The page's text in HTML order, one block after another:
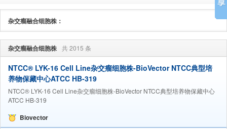
杂交瘤融合细胞株：
杂交瘤融合细胞株 共 2015 条
NTCC® LYK-16 Cell Line杂交瘤细胞株-BioVector NTCC典型培
养物保藏中心ATCC HB-319
NTCC® LYK-16 Cell Line杂交瘤细胞株-BioVector NTCC典型培养物保藏中心
ATCC HB-319
Biovector